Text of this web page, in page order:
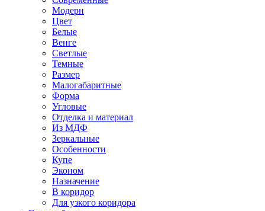
Модерн
Цвет
Белые
Венге
Светлые
Темные
Размер
Малогабаритные
Форма
Угловые
Отделка и материал
Из МДФ
Зеркальные
Особенности
Купе
Эконом
Назначение
В коридор
Для узкого коридора